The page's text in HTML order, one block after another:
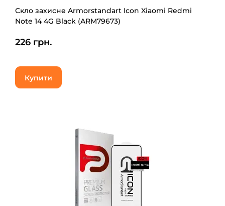
Скло захисне Armorstandart Icon Xiaomi Redmi
Note 14 4G Black (ARM79673)
226 грн.
Купити